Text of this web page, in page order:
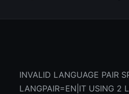
INVALID LANGUAGE PAIR
LANGPAIR=EN|IT USING 2